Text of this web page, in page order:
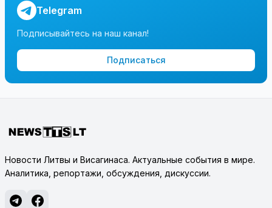
Telegram
Подписывайтесь на наш канал!
Подписаться
Новости Литвы и Висагинаса. Актуальные события в мире.
Аналитика, репортажи, обсуждения, дискуссии.